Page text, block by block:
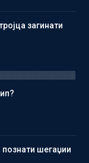
загинати
познати шегаџии